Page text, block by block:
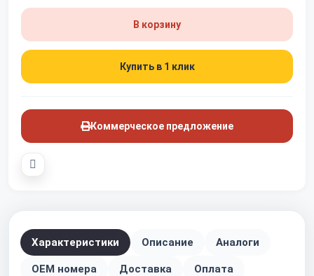
В корзину
Купить в 1 клик
Коммерческое предложение
Характеристики Описание Аналоги
OEM номера Доставка Оплата